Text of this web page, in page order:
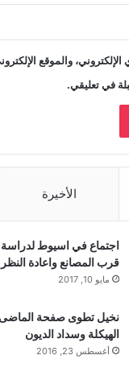
والموقع
في تعليقي.
الأخيرة
اجتماع في اسيوط
قرب المصانع واعادة
مايو 10, 2017
نخيل تطوى صفحة الماضى
الهيكلة وسداد الديون
أغسطس 23, 2016